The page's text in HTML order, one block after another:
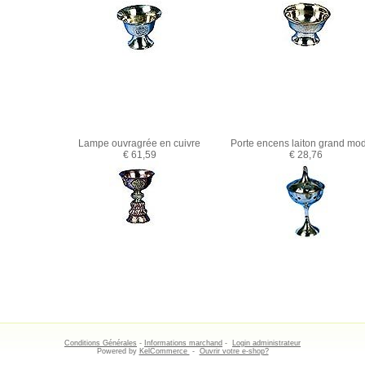
Lampe ouvragrée en cuivre
€ 61,59
Porte encens laiton grand
€ 28,76
Conditions Générales - Informations marchand - Login administrateur
Powered by KelCommerce - Ouvrir votre e-shop?